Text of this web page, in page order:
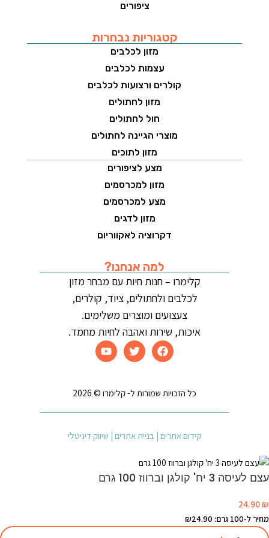
ציפורים
קטגוריות נבחרות
מזון לכלבים
עצמות לכלבים
קולרים ורצועות לכלבים
מזון לחתולים
חול לחתולים
מוצרי הגיינה לחתולים
מזון לתוכים
מצע לציפורים
מזון למכרסמים
מצע למכרסמים
מזון לדגים
דקרוציה לאקווריום
למה אנחנו?
קלימרו – חנות חיות עם מבחר מזון
לכלבים ולחתולים, ציוד, קולרים,
צעצועים ומוצרים משלימים.
איכות, שירות ואהבה לחיות מחמד.
כל הזכויות שמורות ל- קלימרו © 2026
קידום אתרים | בניית אתרים | שיווק דיגיטלי
עצם לעיסה 3 יח' קולגן וברווז 100 גרם
24.90 ₪
מחיר ל-100 גרם: ₪24.90